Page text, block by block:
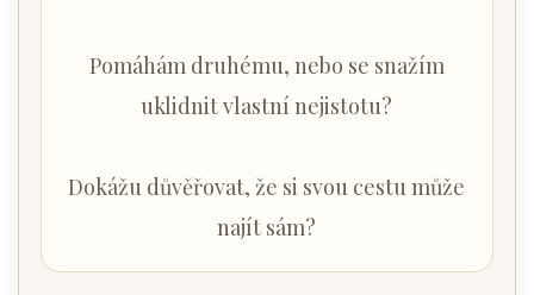
Pomáhám druhému, nebo se snažím
uklidnit vlastní nejistotu?
Dokážu důvěřovat, že si svou cestu může
najít sám?